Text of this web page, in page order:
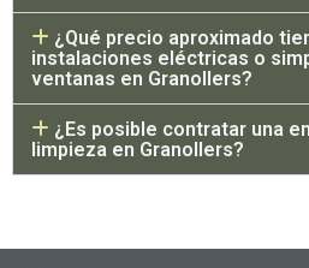
¿Qué precio aproximado
instalaciones eléctricas o
ventanas en Granollers?
¿Es posible contratar una
limpieza en Granollers?